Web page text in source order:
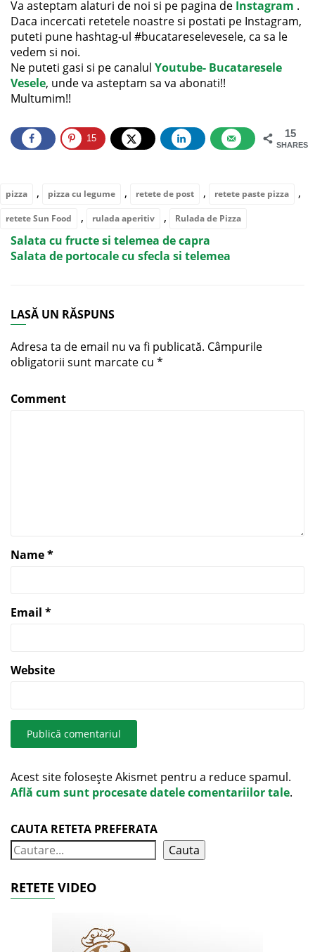
Va asteptam alaturi de noi si pe pagina de Instagram .
Daca incercati retetele noastre si postati pe Instagram,
puteti pune hashtag-ul #bucatareselevesele, ca sa le
vedem si noi.
Ne puteti gasi si pe canalul Youtube- Bucataresele
Vesele, unde va asteptam sa va abonati!!
Multumim!!
15
SHARES
15
pizza , pizza cu legume , retete de post , retete paste pizza ,
retete Sun Food , rulada aperitiv , Rulada de Pizza
Salata cu fructe si telemea de capra
Salata de portocale cu sfecla si telemea
LASĂ UN RĂSPUNS
Adresa ta de email nu va fi publicată. Câmpurile
obligatorii sunt marcate cu *
Comment
Name*
Email *
Website
Acest site folosește Akismet pentru a reduce spamul.
Află cum sunt procesate datele comentariilor tale.
CAUTA RETETA PREFERATA
Cauta
RETETE VIDEO